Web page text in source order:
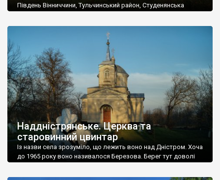
Південь Вінниччини, Тульчинський район, Студенянська
старовинний цвинтар із кам’яними хрестами. Всі епітафії, які
збереглися, написані кирилицею, церковнослов’янською
мовою. За всіма традиційними ознаками – цвинтар
український. Хрести датуються 19 століттям. У 1924-1940
роках Болган […]
Наддністрянське. Церква та
старовинний цвинтар
Із назви села зрозуміло, що лежить воно над Дністром. Хоча
до 1965 року воно називалося Березова. Берег тут доволі